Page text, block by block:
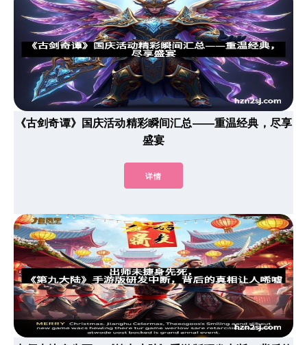
《古剑奇谭》国庆活动精彩瞬间汇总——重温经典，尽享
盛宴
详情